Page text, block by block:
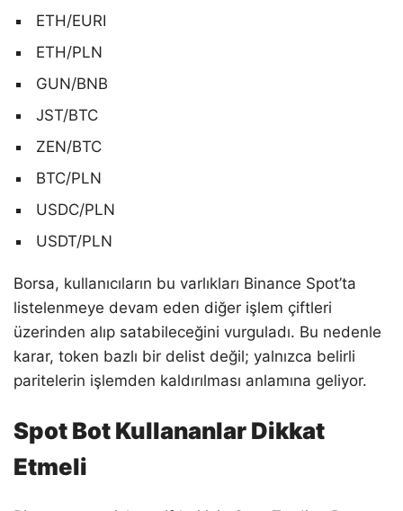
ETH/EURI
ETH/PLN
GUN/BNB
JST/BTC
ZEN/BTC
BTC/PLN
USDC/PLN
USDT/PLN
Borsa, kullanıcıların bu varlıkları Binance Spot’ta
listelenmeye devam eden diğer işlem çiftleri
üzerinden alıp satabileceğini vurguladı. Bu nedenle
karar, token bazlı bir delist değil; yalnızca belirli
paritelerin işlemden kaldırılması anlamına geliyor.
Spot Bot Kullananlar Dikkat
Etmeli